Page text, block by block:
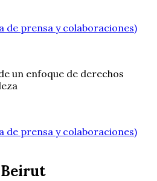
de prensa y colaboraciones)
un enfoque de derechos
de prensa y colaboraciones)